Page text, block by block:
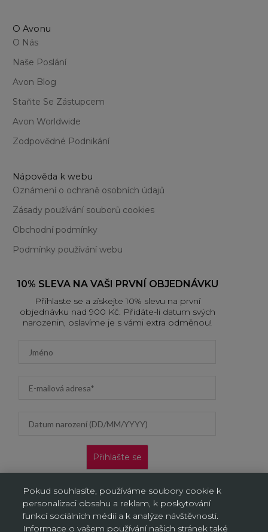
O Avonu
O Nás
Naše Poslání
Avon Blog
Staňte Se Zástupcem
Avon Worldwide
Zodpovědné Podnikání
Nápověda k webu
Oznámení o ochraně osobních údajů
Zásady používání souborů cookies
Obchodní podmínky
Podmínky používání webu
10% SLEVA NA VAŠI PRVNÍ OBJEDNÁVKU
Přihlaste se a získejte 10% slevu na první
objednávku nad 900 Kč. Přidáte-li datum svých
narozenin, oslavíme je s vámi extra odměnou!
Přihlašte se
objednávku. Vztahuje se jen na doručení na adresu a výdejní
místa, neplatí na objednávky doručované AL/AG. Kliknutím na
„Přihlásit se“ potvrzujete, že jste si přečetli Oznámení o ochraně
osobních údajů a souhlasíte s ním.
Pokud souhlasíte, používáme soubory cookie k
personalizaci obsahu a reklam, k poskytování
funkcí sociálních médií a k analýze návštěvnosti.
Informace o vašem používání našich stránek také